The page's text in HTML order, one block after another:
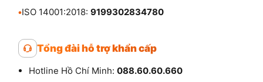
•ISO 14001:2018: 9199302834780
Tổng đài hỗ trợ khẩn cấp
Hotline Hồ Chí Minh: 088.60.60.660